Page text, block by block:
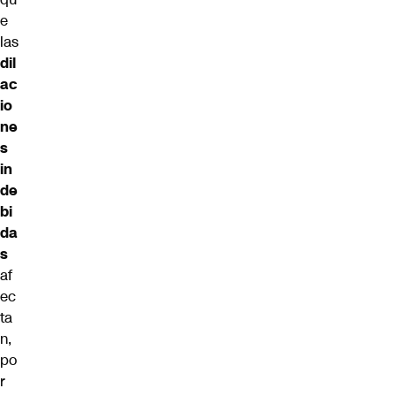
e
las
dil
ac
io
ne
s
in
de
bi
da
s
af
ec
ta
n,
po
r